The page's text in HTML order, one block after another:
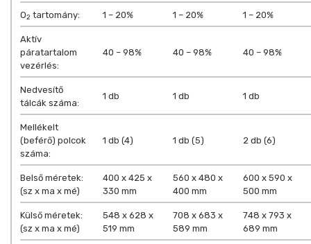
O2 tartomány: 1 – 20% 1 – 20% 1 – 20%
Aktív
páratartalom
vezérlés:
40 – 98% 40 – 98% 40 – 98%
Nedvesítő
tálcák száma:
1 db 1 db 1 db
Mellékelt
(beférő) polcok
száma:
1 db (4) 1 db (5) 2 db (6)
Belső méretek:
(sz x ma x mé)
400 x 425 x
330 mm
560 x 480 x
400 mm
600 x 590 x
500 mm
Külső méretek:
(sz x ma x mé)
548 x 628 x
519 mm
708 x 683 x
589 mm
748 x 793 x
689 mm